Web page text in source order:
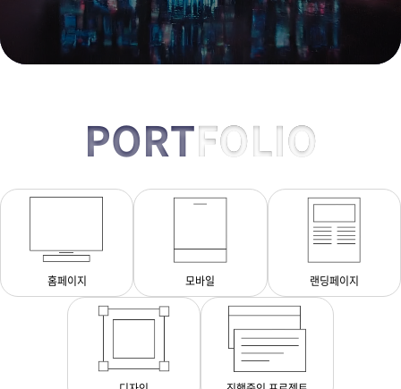
PORTFOLIO
홈페이지 모바일 랜딩페이지